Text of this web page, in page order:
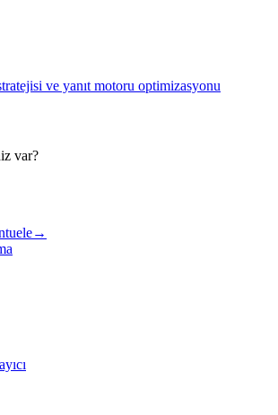
ve yanıt motoru optimizasyonu
var?
→